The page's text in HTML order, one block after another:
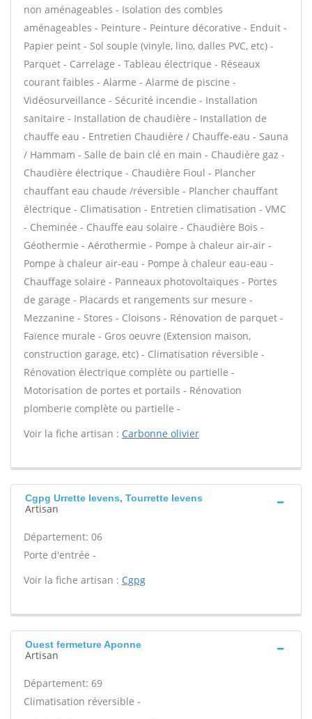
non aménageables - Isolation des combles
aménageables - Peinture - Peinture décorative - Enduit -
Papier peint - Sol souple (vinyle, lino, dalles PVC, etc) -
Parquet - Carrelage - Tableau électrique - Réseaux
courant faibles - Alarme - Alarme de piscine -
Vidéosurveillance - Sécurité incendie - Installation
sanitaire - Installation de chaudière - Installation de
chauffe eau - Entretien Chaudière / Chauffe-eau - Sauna
/ Hammam - Salle de bain clé en main - Chaudière gaz -
Chaudière électrique - Chaudière Fioul - Plancher
chauffant eau chaude /réversible - Plancher chauffant
électrique - Climatisation - Entretien climatisation - VMC
- Cheminée - Chauffe eau solaire - Chaudière Bois -
Géothermie - Aérothermie - Pompe à chaleur air-air -
Pompe à chaleur air-eau - Pompe à chaleur eau-eau -
Chauffage solaire - Panneaux photovoltaïques - Portes
de garage - Placards et rangements sur mesure -
Mezzanine - Stores - Cloisons - Rénovation de parquet -
Faïence murale - Gros oeuvre (Extension maison,
construction garage, etc) - Climatisation réversible -
Rénovation électrique complète ou partielle -
Motorisation de portes et portails - Rénovation
plomberie complète ou partielle -
Voir la fiche artisan : Carbonne olivier
Cgpg Urrette levens, Tourrette levens
Artisan
Département: 06
Porte d'entrée -
Voir la fiche artisan : Cgpg
Ouest fermeture Aponne
Artisan
Département: 69
Climatisation réversible -